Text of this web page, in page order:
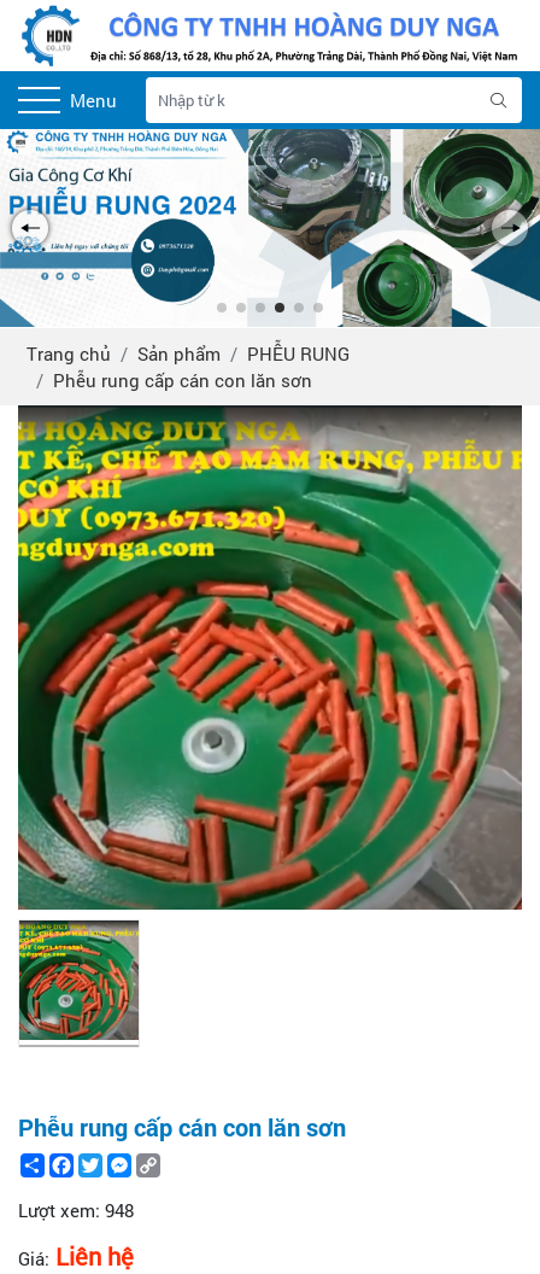
Menu
Trang chủ Sản phẩm
PHỄU RUNG
Phễu rung cấp cán con lăn sơn
Phễu rung cấp cán con lăn sơn
ShareFacebook
TwitterMessenger
Lượt xem: 948
Giá: Liên hệ